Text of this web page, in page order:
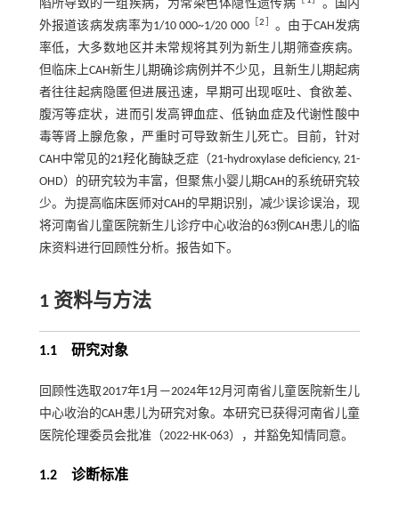
陷所导致的一组疾病，为常染色体隐性遗传病
。国内
外报道该病发病率为1/10 000~1/20 000［2
。由于CAH发病
率低，大多数地区并未常规将其列为新生儿期筛查疾病。
但临床上CAH新生儿期确诊病例并不少见，且新生儿期起病
者往往起病隐匿但进展迅速，早期可出现呕吐、食欲差、
腹泻等症状，进而引发高钾血症、低钠血症及代谢性酸中
毒等肾上腺危象，严重时可导致新生儿死亡。目前，针对
CAH中常见的21羟化酶缺乏症（21-hydroxylase deficiency, 21-
OHD）的研究较为丰富，但聚焦小婴儿期CAH的系统研究较
少。为提高临床医师对CAH的早期识别，减少误诊误治，现
将河南省儿童医院新生儿诊疗中心收治的63例CAH患儿的临
床资料进行回顾性分析。报告如下。
1 资料与方法
1.1 研究对象
回顾性选取2017年1月—2024年12月河南省儿童医院新生儿
中心收治的CAH患儿为研究对象。本研究已获得河南省儿童
医院伦理委员会批准（2022-HK-063），并豁免知情同意。
1.2 诊断标准